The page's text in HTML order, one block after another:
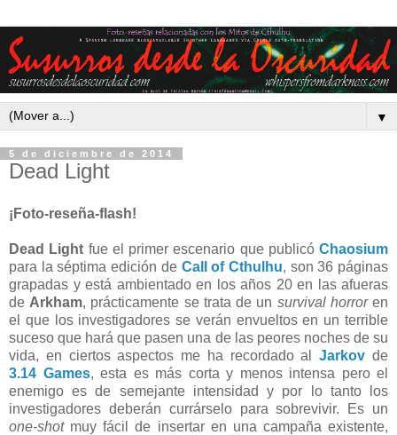
▼
5 de diciembre de 2014
Dead Light
¡Foto-reseña-flash!
Dead Light fue el primer escenario que publicó Chaosium
para la séptima edición de Call of Cthulhu, son 36 páginas
grapadas y está ambientado en los años 20 en las afueras
de Arkham, prácticamente se trata de un survival horroren
el que los investigadores se verán envueltos en un terrible
suceso que hará que pasen una de las peores noches de su
vida, en ciertos aspectos me ha recordado alJarkov de
3.14 Games, esta es más corta y menos intensa pero el
enemigo es de semejante intensidad y por lo tanto los
investigadores deberán currárselo para sobrevivir. Es un
one-shotmuy fácil de insertar en una campaña existente,